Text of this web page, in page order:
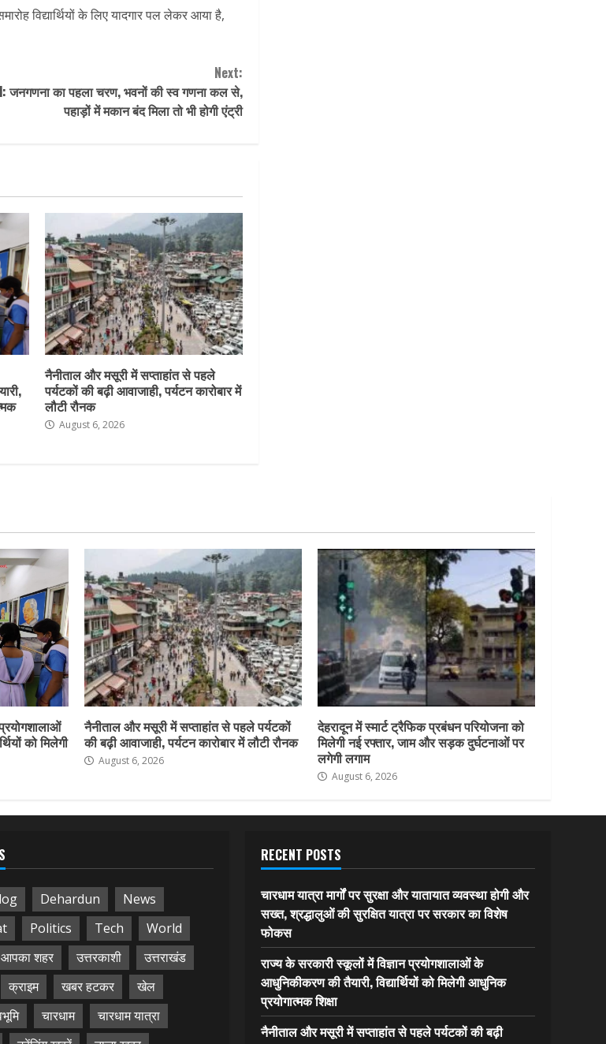
विद्यार्थियों के लिए यादगार पल लेकर आया है,
Next:
जनगणना का पहला चरण, भवनों की स्व गणना कल से,
पहाड़ों में मकान बंद मिला तो भी होगी एंट्री
नैनीताल और मसूरी में सप्ताहांत से पहले
पर्यटकों की बढ़ी आवाजाही, पर्यटन कारोबार में
लौटी रौनक
August 6, 2026
को मिलेगी
नैनीताल और मसूरी में सप्ताहांत से पहले पर्यटकों
की बढ़ी आवाजाही, पर्यटन कारोबार में लौटी रौनक
August 6, 2026
देहरादून में स्मार्ट ट्रैफिक प्रबंधन परियोजना को
मिलेगी नई रफ्तार, जाम और सड़क दुर्घटनाओं पर
लगेगी लगाम
August 6, 2026
Dehardun
News
Politics Tech
World
आपका शहर उत्तरकाशी
उत्तराखंड
क्राइम खबर हटकर
खेल
चारधाम
चारधाम यात्रा
RECENT POSTS
चारधाम यात्रा मार्गों पर सुरक्षा और यातायात व्यवस्था होगी और
सख्त, श्रद्धालुओं की सुरक्षित यात्रा पर सरकार का विशेष
फोकस
राज्य के सरकारी स्कूलों में विज्ञान प्रयोगशालाओं के
आधुनिकीकरण की तैयारी, विद्यार्थियों को मिलेगी आधुनिक
प्रयोगात्मक शिक्षा
नैनीताल और मसूरी में सप्ताहांत से पहले पर्यटकों की बढ़ी